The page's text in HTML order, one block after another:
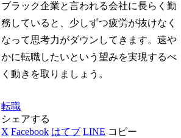
ブラック企業と言われる会社に長らく勤
務していると、少しずつ疲労が抜けなく
なって思考力がダウンしてきます。速や
かに転職したいという望みを実現するべ
く動きを取りましょう。
転職
シェアする
X Facebook はてブ LINE コピー